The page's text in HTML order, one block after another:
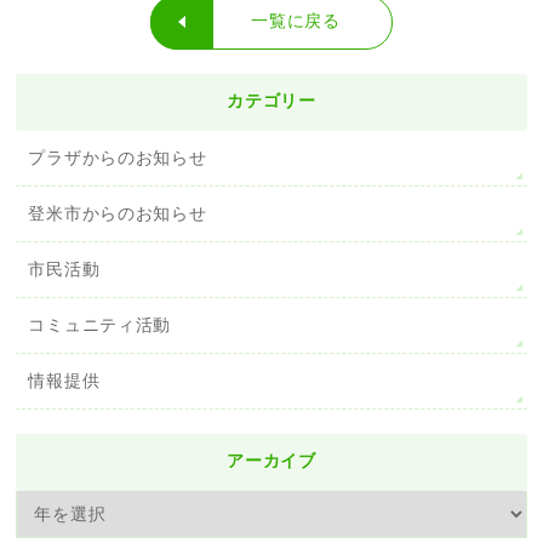
一覧に戻る
カテゴリー
プラザからのお知らせ
登米市からのお知らせ
市民活動
コミュニティ活動
情報提供
アーカイブ